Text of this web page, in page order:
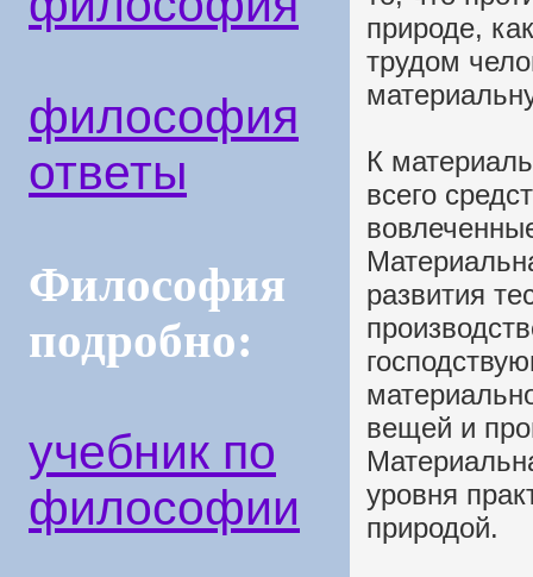
философия
ответы
Философия
подробно:
учебник по
философии
природе,
трудом
К
всего
развития
вещей и
уровня
природой.